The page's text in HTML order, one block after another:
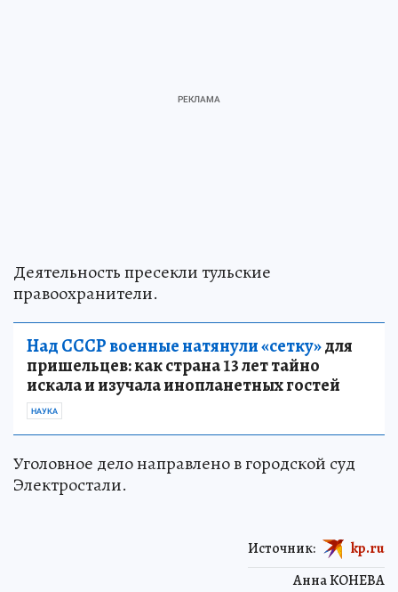
Деятельность пресекли тульские
правоохранители.
Над СССР военные натянули «сетку»для
пришельцев: как страна 13 лет тайно
искала и изучала инопланетных гостей
НАУКА
Уголовное дело направлено в городской суд
Электростали.
Анна КОНЕВА
Источник: kp.ru